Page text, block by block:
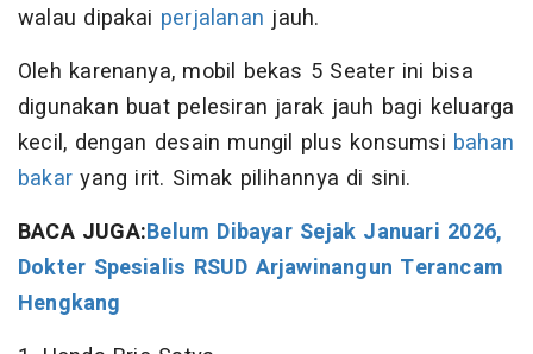
walau dipakai perjalanan jauh.
Oleh karenanya, mobil bekas 5 Seater ini bisa
digunakan buat pelesiran jarak jauh bagi keluarga
kecil, dengan desain mungil plus konsumsi bahan
bakar yang irit. Simak pilihannya di sini.
BACA JUGA:Belum Dibayar Sejak Januari 2026,
Dokter Spesialis RSUD Arjawinangun Terancam
Hengkang